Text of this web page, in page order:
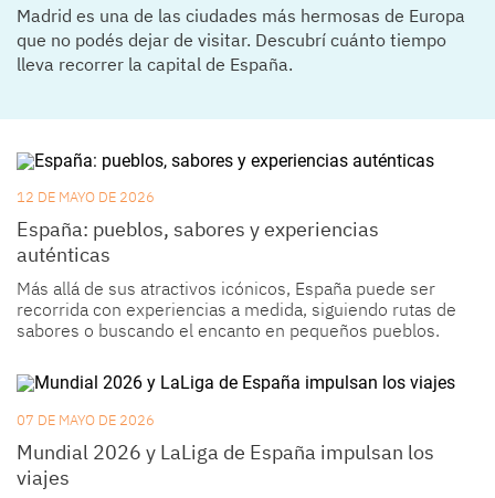
Madrid es una de las ciudades más hermosas de Europa
que no podés dejar de visitar. Descubrí cuánto tiempo
lleva recorrer la capital de España.
12 DE MAYO DE 2026
España: pueblos, sabores y experiencias
auténticas
Más allá de sus atractivos icónicos, España puede ser
recorrida con experiencias a medida, siguiendo rutas de
sabores o buscando el encanto en pequeños pueblos.
07 DE MAYO DE 2026
Mundial 2026 y LaLiga de España impulsan los
viajes